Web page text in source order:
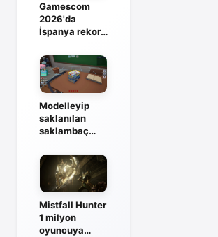
Gamescom
2026'da
İspanya rekor
sahneye
çıkıyor
Modelleyip
saklanılan
saklambaç
duyuruldu
Mistfall Hunter
1 milyon
oyuncuya